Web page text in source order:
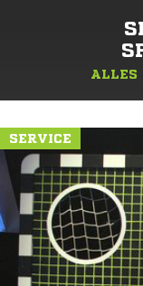
ALLES
SERVICE